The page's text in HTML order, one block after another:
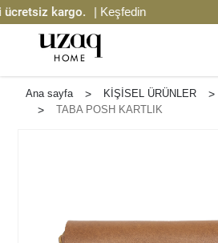
kargo. | Keşfedin
Ana sayfa > KİŞİSEL ÜRÜNLER >
> TABA POSH KARTLIK